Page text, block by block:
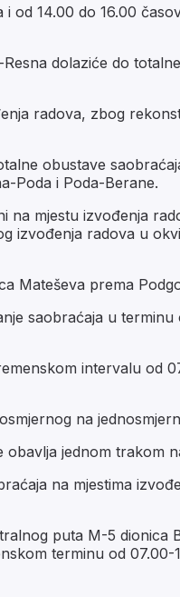
14.00 do 16.00
dolaziće do
radova, zbog
obustave
Poda i Poda-Berane.
na mjestu izvođenja
izvođenja radova u
Mateševa prema
saobraćaja u terminu
intervalu od
na
jednom trakom
na mjestima
puta M-5 dionica
terminu od